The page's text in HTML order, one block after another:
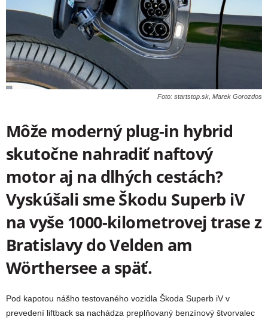
Foto: startstop.sk, Marek Gorozdos
Môže moderný plug-in hybrid
skutočne nahradiť naftový
motor aj na dlhých cestách?
Vyskúšali sme Škodu Superb iV
na vyše 1000-kilometrovej trase z
Bratislavy do Velden am
Wörthersee a späť.
Pod kapotou nášho testovaného vozidla Škoda Superb iV v
prevedení liftback sa nachádza preplňovaný benzínový štvorvalec